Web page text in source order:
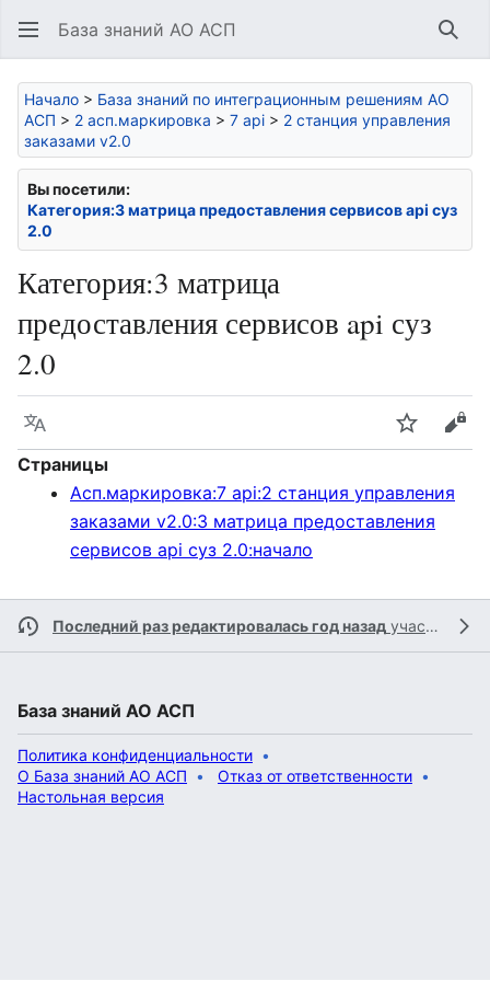
База знаний АО АСП
Начало > База знаний по интеграционным решениям АО
АСП > 2 асп.маркировка > 7 api > 2 станция управления
заказами v2.0
Вы посетили:
Категория:3 матрица предоставления сервисов api суз
2.0
Категория:3 матрица
предоставления сервисов api суз
2.0
Язык Следить
Страницы
Асп.маркировка:7 api:2 станция управления
заказами v2.0:3 матрица предоставления
сервисов api суз 2.0:начало
Последний раз редактировалась год назад участником
База знаний АО АСП
Политика конфиденциальности
О База знаний АО АСП
Отказ от ответственности
Настольная версия